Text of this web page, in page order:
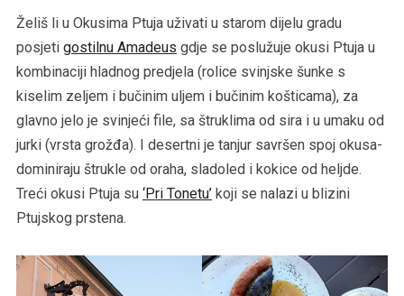
Želiš li u Okusima Ptuja uživati u starom dijelu gradu
posjeti gostilnu Amadeus gdje se poslužuje okusi Ptuja u
kombinaciji hladnog predjela (rolice svinjske šunke s
kiselim zeljem i bučinim uljem i bučinim košticama), za
glavno jelo je svinjeći file, sa štruklima od sira i u umaku od
jurki (vrsta grožđa). I desertni je tanjur savršen spoj okusa-
dominiraju štrukle od oraha, sladoled i kokice od heljde.
Treći okusi Ptuja su ‘Pri Tonetu’koji se nalazi u blizini
Ptujskog prstena.